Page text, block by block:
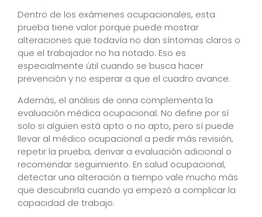
Dentro de los exámenes ocupacionales, esta
prueba tiene valor porque puede mostrar
alteraciones que todavía no dan síntomas claros o
que el trabajador no ha notado. Eso es
especialmente útil cuando se busca hacer
prevención y no esperar a que el cuadro avance.
Además, el análisis de orina complementa la
evaluación médica ocupacional. No define por sí
solo si alguien está apto o no apto, pero sí puede
llevar al médico ocupacional a pedir más revisión,
repetir la prueba, derivar a evaluación adicional o
recomendar seguimiento. En salud ocupacional,
detectar una alteración a tiempo vale mucho más
que descubrirla cuando ya empezó a complicar la
capacidad de trabajo.